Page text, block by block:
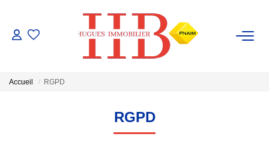
ACHAT / VENTE
GESTION
Accueil RGPD
RGPD